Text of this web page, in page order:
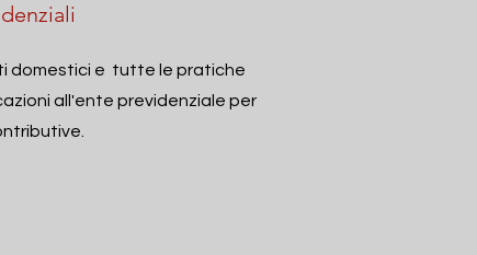
domestici e tutte le pratiche
all'ente previdenziale per